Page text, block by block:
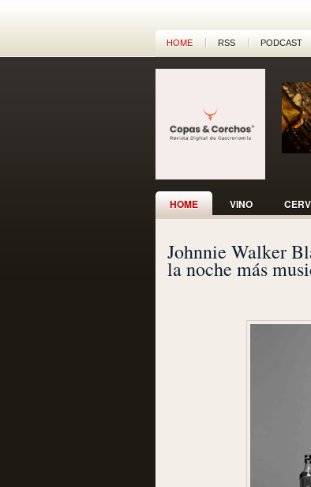
HOME RSS PODCAST
HOME VINO
Johnnie Walker
la noche más